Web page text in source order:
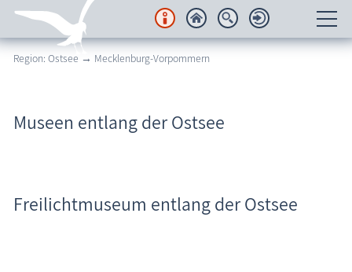
Unterkünfte
Region: Ostsee → Mecklenburg-Vorpommern
Museen entlang der Ostsee
Freilichtmuseum entlang der Ostsee